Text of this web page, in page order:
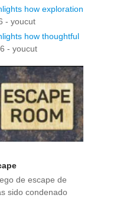
how exploration
- youcut
how thoughtful
- youcut
de escape de
sido condenado